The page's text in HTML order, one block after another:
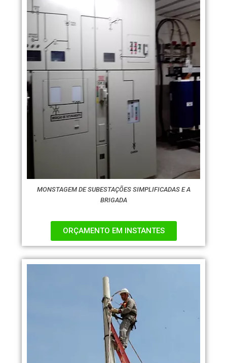
MONSTAGEM DE SUBESTAÇÕES SIMPLIFICADAS E A
BRIGADA
ORÇAMENTO EM INSTANTES